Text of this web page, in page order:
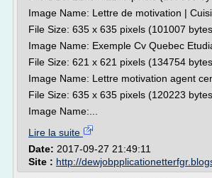
Image Name: Lettre de motivation |
File Size: 635 x 635 pixels (101007
Image Name: Exemple Cv Quebec
File Size: 621 x 621 pixels (134754
Image Name: Lettre motivation agent
File Size: 635 x 635 pixels (120223
Image Name:...
Lire la suite
Date: 2017-09-27 21:49:11
Site : http://